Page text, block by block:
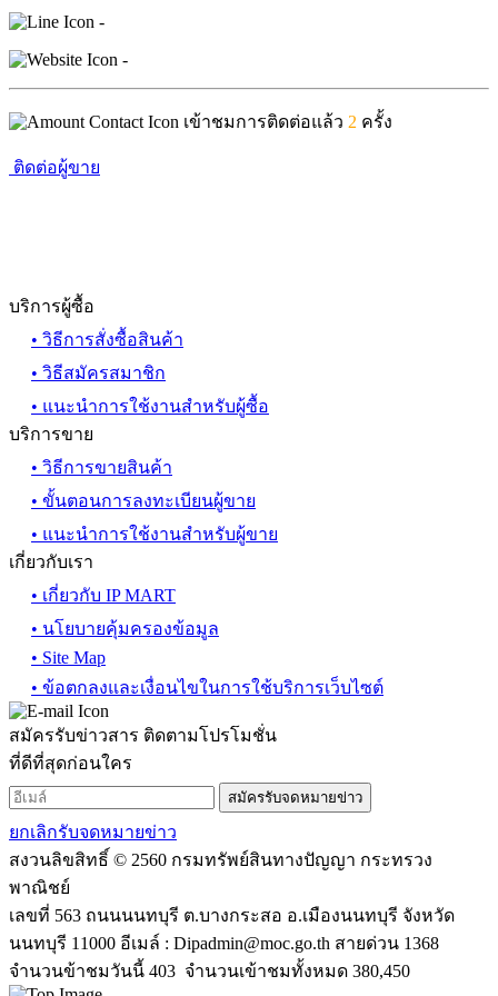
-
-
เข้าชมการติดต่อแล้ว 2 ครั้ง
ติดต่อผู้ขาย
บริการผู้ซื้อ
• วิธีการสั่งซื้อสินค้า
• วิธีสมัครสมาชิก
• แนะนำการใช้งานสำหรับผู้ซื้อ
บริการขาย
• วิธีการขายสินค้า
• ขั้นตอนการลงทะเบียนผู้ขาย
• แนะนำการใช้งานสำหรับผู้ขาย
เกี่ยวกับเรา
• เกี่ยวกับ IP MART
• นโยบายคุ้มครองข้อมูล
• Site Map
• ข้อตกลงและเงื่อนไขในการใช้บริการเว็บไซต์
สมัครรับข่าวสาร ติดตามโปรโมชั่น
ที่ดีที่สุดก่อนใคร
สมัครรับจดหมายข่าว
ยกเลิกรับจดหมายข่าว
สงวนลิขสิทธิ์ © 2560 กรมทรัพย์สินทางปัญญา กระทรวง
พาณิชย์
เลขที่ 563 ถนนนนทบุรี ต.บางกระสอ อ.เมืองนนทบุรี จังหวัด
นนทบุรี 11000 อีเมล์ : Dipadmin@moc.go.th สายด่วน 1368
จำนวนข้าชมวันนี้ 403 จำนวนเข้าชมทั้งหมด 380,450